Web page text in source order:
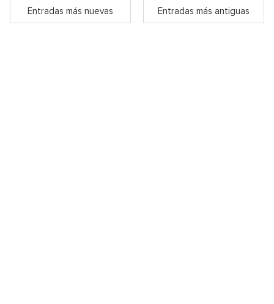
Entradas más nuevas Entradas más antiguas